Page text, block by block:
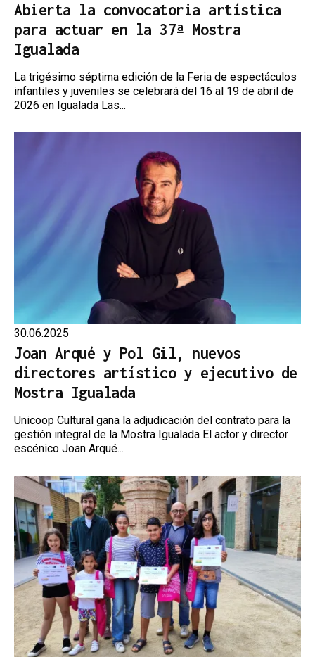
Abierta la convocatoria artística
para actuar en la 37ª Mostra
Igualada
La trigésimo séptima edición de la Feria de espectáculos
infantiles y juveniles se celebrará del 16 al 19 de abril de
2026 en Igualada Las...
30.06.2025
Joan Arqué y Pol Gil, nuevos
directores artístico y ejecutivo de
Mostra Igualada
Unicoop Cultural gana la adjudicación del contrato para la
gestión integral de la Mostra Igualada El actor y director
escénico Joan Arqué...